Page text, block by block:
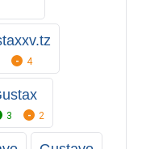
4
3 2